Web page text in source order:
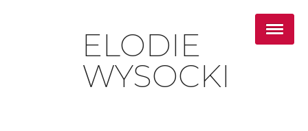
ELODIE
WYSOCKI